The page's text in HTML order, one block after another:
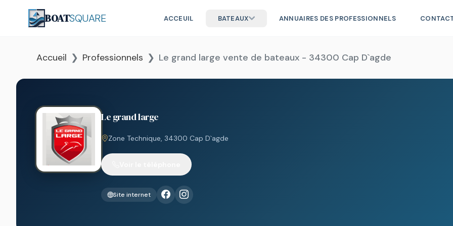
BOATSQUARE ACCEUIL BATEAUX ANNUAIRES DES PROFESSIONNELS
Accueil Professionnels Le grand large vente de bateaux - 34300 Cap D`agde
Le grand large
Zone Technique, 34300 Cap D`agde
Site internet